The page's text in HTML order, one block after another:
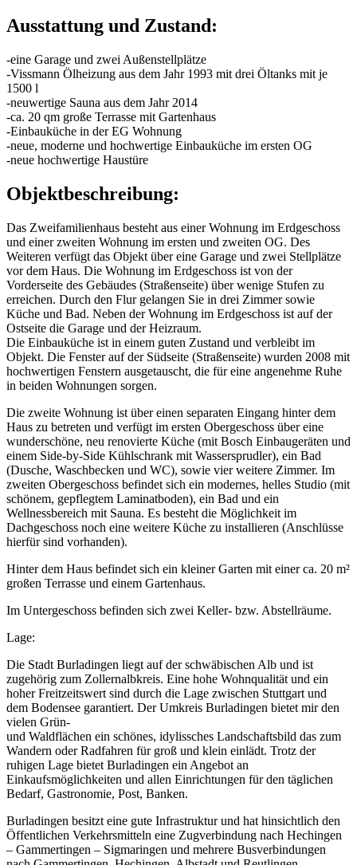
Ausstattung und Zustand:
-eine Garage und zwei Außenstellplätze
-Vissmann Ölheizung aus dem Jahr 1993 mit drei Öltanks mit je
1500 l
-neuwertige Sauna aus dem Jahr 2014
-ca. 20 qm große Terrasse mit Gartenhaus
-Einbauküche in der EG Wohnung
-neue, moderne und hochwertige Einbauküche im ersten OG
-neue hochwertige Haustüre
Objektbeschreibung:
Das Zweifamilienhaus besteht aus einer Wohnung im Erdgeschoss
und einer zweiten Wohnung im ersten und zweiten OG. Des
Weiteren verfügt das Objekt über eine Garage und zwei Stellplätze
vor dem Haus. Die Wohnung im Erdgeschoss ist von der
Vorderseite des Gebäudes (Straßenseite) über wenige Stufen zu
erreichen. Durch den Flur gelangen Sie in drei Zimmer sowie
Küche und Bad. Neben der Wohnung im Erdgeschoss ist auf der
Ostseite die Garage und der Heizraum.
Die Einbauküche ist in einem guten Zustand und verbleibt im
Objekt. Die Fenster auf der Südseite (Straßenseite) wurden 2008 mit
hochwertigen Fenstern ausgetauscht, die für eine angenehme Ruhe
in beiden Wohnungen sorgen.
Die zweite Wohnung ist über einen separaten Eingang hinter dem
Haus zu betreten und verfügt im ersten Obergeschoss über eine
wunderschöne, neu renovierte Küche (mit Bosch Einbaugeräten und
einem Side-by-Side Kühlschrank mit Wassersprudler), ein Bad
(Dusche, Waschbecken und WC), sowie vier weitere Zimmer. Im
zweiten Obergeschoss befindet sich ein modernes, helles Studio (mit
schönem, gepflegtem Laminatboden), ein Bad und ein
Wellnessbereich mit Sauna. Es besteht die Möglichkeit im
Dachgeschoss noch eine weitere Küche zu installieren (Anschlüsse
hierfür sind vorhanden).
Hinter dem Haus befindet sich ein kleiner Garten mit einer ca. 20 m²
großen Terrasse und einem Gartenhaus.
Im Untergeschoss befinden sich zwei Keller- bzw. Abstellräume.
Lage:
Die Stadt Burladingen liegt auf der schwäbischen Alb und ist
zugehörig zum Zollernalbkreis. Eine hohe Wohnqualität und ein
hoher Freitzeitswert sind durch die Lage zwischen Stuttgart und
dem Bodensee garantiert. Der Umkreis Burladingen bietet mir den
vielen Grün-
und Waldflächen ein schönes, idylissches Landschaftsbild das zum
Wandern oder Radfahren für groß und klein einlädt. Trotz der
ruhigen Lage bietet Burladingen ein Angebot an
Einkaufsmöglichkeiten und allen Einrichtungen für den täglichen
Bedarf, Gastronomie, Post, Banken.
Burladingen besitzt eine gute Infrastruktur und hat hinsichtlich den
Öffentlichen Verkehrsmitteln eine Zugverbindung nach Hechingen
– Gammertingen – Sigmaringen und mehrere Busverbindungen